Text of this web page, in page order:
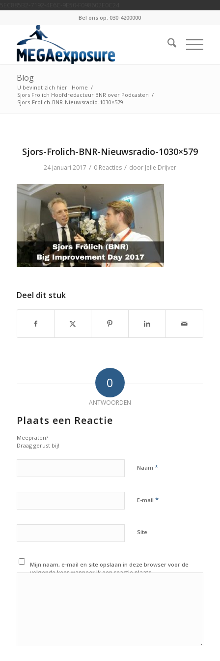
Bel ons op: 030-4200000
Blog
U bevindt zich hier: Home /
Sjors Frölich Hoofdredacteur BNR over Podcasten /
Sjors-Frolich-BNR-Nieuwsradio-1030×579
Sjors-Frolich-BNR-Nieuwsradio-1030×579
24 januari 2017 / 0 Reacties / door Jelle Drijver
Deel dit stuk
0
ANTWOORDEN
Plaats een Reactie
Meepraten?
Draag gerust bij!
Naam *
E-mail *
Site
Mijn naam, e-mail en site opslaan in deze browser voor de
volgende keer wanneer ik een reactie plaats.